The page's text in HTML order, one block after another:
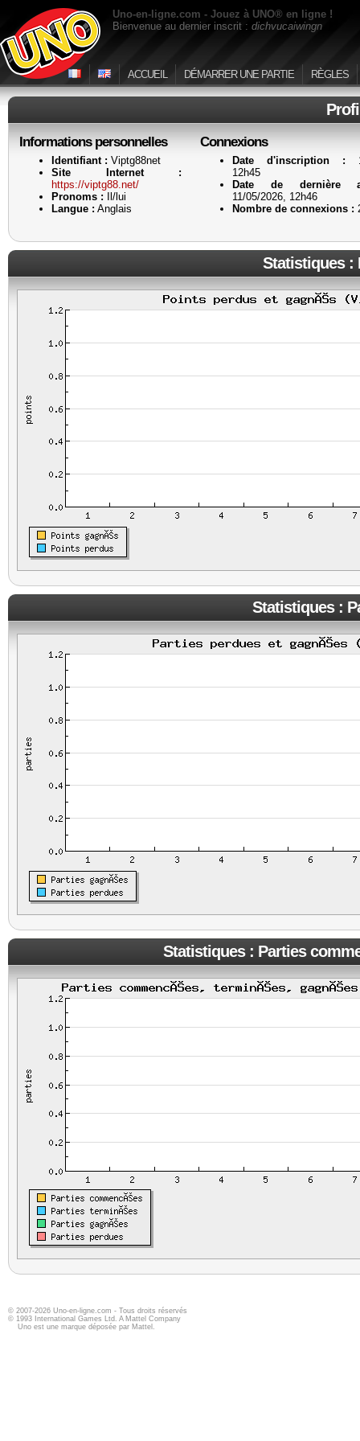
Uno-en-ligne.com - Jouez à UNO® en ligne !
Bienvenue au dernier inscrit : dichvucaiwingn
ACCUEIL DÉMARRER UNE PARTIE RÈGLES
Informations personnelles
Identifiant : Viptg88net
Site Internet :
https://viptg88.net/
Pronoms : Il/lui
Langue : Anglais
Connexions
Date d'inscription :
12h45
Date de dernière
11/05/2026, 12h46
Nombre de connexions :
Statistiques :
Statistiques :
Statistiques : Parties
© 2007-2026 Uno-en-ligne.com - Tous droits réservés
© 1993 International Games Ltd. A Mattel Company
Uno est une marque déposée par Mattel.